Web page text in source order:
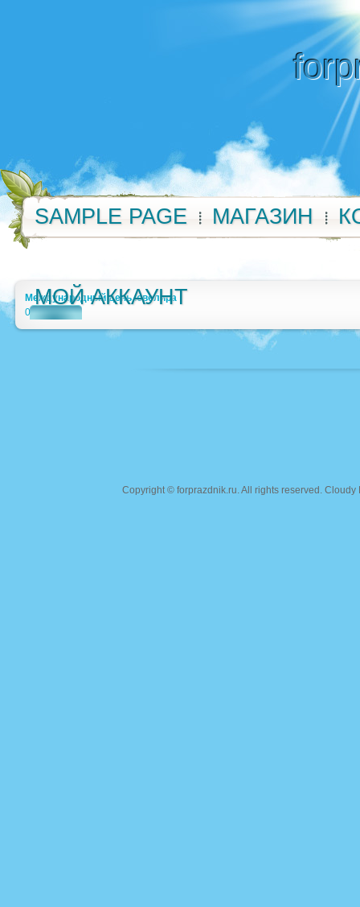
SAMPLE PAGE МАГАЗИН
МОЙ АККАУНТ
Международный день ювелира
0
Copyright © forprazdnik.ru. All rights reserved.